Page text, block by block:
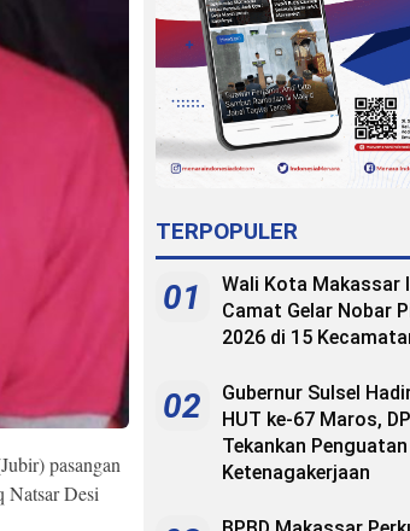
pasangan
Desi
TERPOPULER
01
Wali Kota Makassar
Camat Gelar Nobar
2026 di 15
02
Gubernur Sulsel
HUT ke-67 Maros,
Tekankan
Ketenagakerjaan